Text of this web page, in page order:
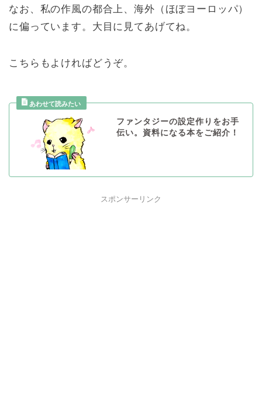
なお、私の作風の都合上、海外（ほぼヨーロッパ）
に偏っています。大目に見てあげてね。
こちらもよければどうぞ。
ファンタジーの設定作りをお手
伝い。資料になる本をご紹介！
スポンサーリンク